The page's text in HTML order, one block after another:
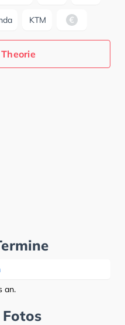
KTM
an.